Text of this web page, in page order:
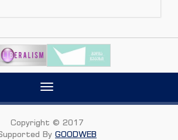
Toggle
Copyright © 2017
By GOODWEB